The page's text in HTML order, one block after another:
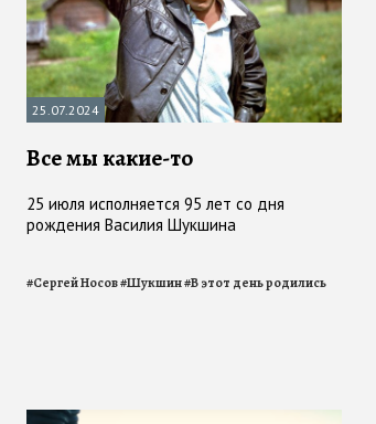
25.07.2024
Все мы какие-то
25 июля исполняется 95 лет со дня
рождения Василия Шукшина
#Сергей Носов#Шукшин#В этот день родились